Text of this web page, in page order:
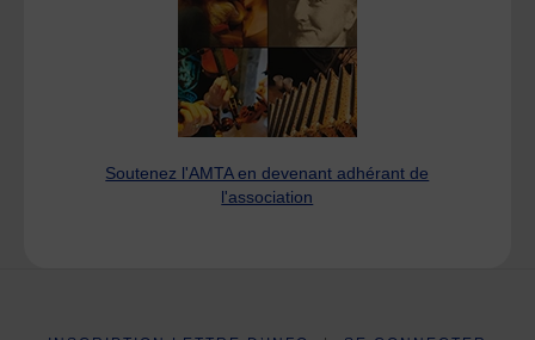
Soutenez l'AMTA en devenant adhérant de
l'association